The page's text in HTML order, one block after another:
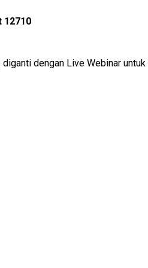
12710
dengan Live Webinar